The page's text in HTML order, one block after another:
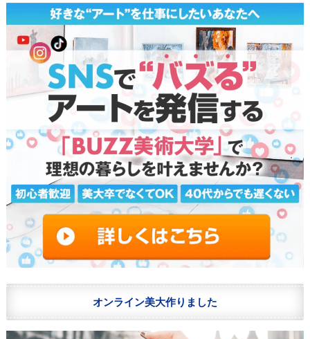
オンライン美大作りました